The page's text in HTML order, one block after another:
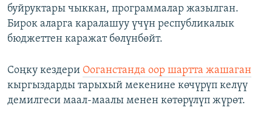
буйруктары чыккан, программалар жазылган.
Бирок аларга каралашуу үчүн республикалык
бюджеттен каражат бөлүнбөйт.
Соңку кездери Ооганстанда оор шартта жашаган
кыргыздарды тарыхый мекенине көчүрүп келүү
демилгеси маал-маалы менен көтөрүлүп жүрөт.